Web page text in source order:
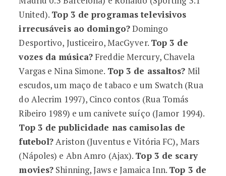
United). Top 3 de programas televisivos
irrecusáveis ao domingo?Domingo
Desportivo, Justiceiro, MacGyver. Top 3 de
vozes da música? Freddie Mercury, Chavela
Vargas e Nina Simone. Top 3 de assaltos? Mil
escudos, um maço de tabaco e um Swatch (Rua
do Alecrim 1997), Cinco contos (Rua Tomás
Ribeiro 1989) e um canivete suíço (Jamor 1994).
Top 3 de publicidade nas camisolas de
futebol?Ariston (Juventus e Vitória FC), Mars
(Nápoles) e Abn Amro (Ajax). Top 3 de scary
movies? Shinning, Jaws e Jamaica Inn. Top 3 de